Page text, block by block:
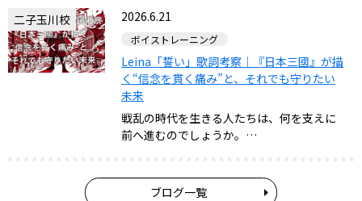
二子玉川校 2026.6.21
ボイストレーニング
Leina「誓い」歌詞考察｜『日本三國』が描
く“信念を貫く痛み”と、それでも守りたい
未来
戦乱の時代を生きる人たちは、何を支えに
前へ進むのでしょうか。…
ブログ一覧